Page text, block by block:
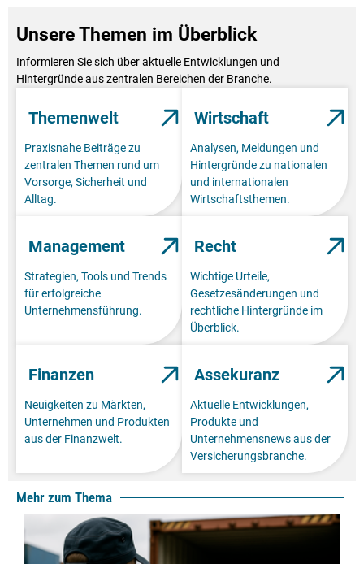
Unsere Themen im Überblick
Informieren Sie sich über aktuelle Entwicklungen und
Hintergründe aus zentralen Bereichen der Branche.
Themenwelt
Praxisnahe Beiträge zu
zentralen Themen rund um
Vorsorge, Sicherheit und
Alltag.
Wirtschaft
Analysen, Meldungen und
Hintergründe zu nationalen
und internationalen
Wirtschaftsthemen.
Management
Strategien, Tools und Trends
für erfolgreiche
Unternehmensführung.
Recht
Wichtige Urteile,
Gesetzesänderungen und
rechtliche Hintergründe im
Überblick.
Finanzen
Neuigkeiten zu Märkten,
Unternehmen und Produkten
aus der Finanzwelt.
Assekuranz
Aktuelle Entwicklungen,
Produkte und
Unternehmensnews aus der
Versicherungsbranche.
Mehr zum Thema